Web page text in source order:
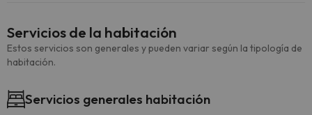
Servicios de la habitación
Estos servicios son generales y pueden variar según la tipología de
habitación.
Servicios generales habitación